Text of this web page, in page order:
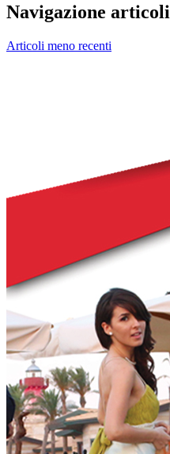
Navigazione articoli
Articoli meno recenti